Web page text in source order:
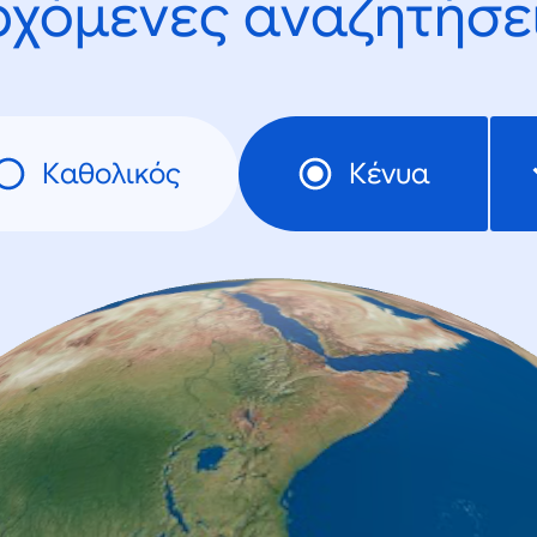
Καθολικός Κένυα